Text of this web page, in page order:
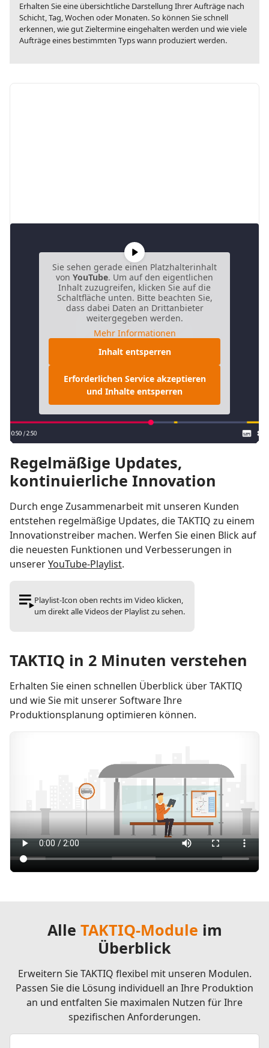
Erhalten Sie eine übersichtliche Darstellung Ihrer Aufträge nach
Schicht, Tag, Wochen oder Monaten. So können Sie schnell
erkennen, wie gut Zieltermine eingehalten werden und wie viele
Aufträge eines bestimmten Typs wann produziert werden.
Sie sehen gerade einen Platzhalterinhalt
von YouTube. Um auf den eigentlichen
Inhalt zuzugreifen, klicken Sie auf die
Schaltfläche unten. Bitte beachten Sie,
dass dabei Daten an Drittanbieter
weitergegeben werden.
Mehr Informationen
Inhalt entsperren
Erforderlichen Service akzeptieren
und Inhalte entsperren
Regelmäßige Updates,
kontinuierliche Innovation
Durch enge Zusammenarbeit mit unseren Kunden
entstehen regelmäßige Updates, die TAKTIQ zu einem
Innovationstreiber machen. Werfen Sie einen Blick auf
die neuesten Funktionen und Verbesserungen in
unsererYouTube-Playlist.
Playlist-Icon oben rechts im Video klicken,
um direkt alle Videos der Playlist zu sehen.
TAKTIQ in 2 Minuten verstehen
Erhalten Sie einen schnellen Überblick über TAKTIQ
und wie Sie mit unserer Software Ihre
Produktionsplanung optimieren können.
Alle TAKTIQ-Module im
Überblick
Erweitern Sie TAKTIQ flexibel mit unseren Modulen.
Passen Sie die Lösung individuell an Ihre Produktion
an und entfalten Sie maximalen Nutzen für Ihre
spezifischen Anforderungen.